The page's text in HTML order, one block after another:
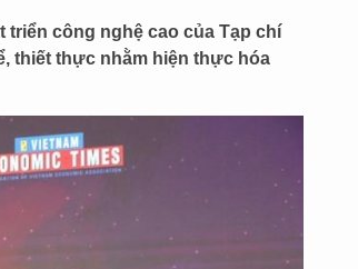
công nghệ cao của Tạp chí
thiết thực nhằm hiện thực hóa